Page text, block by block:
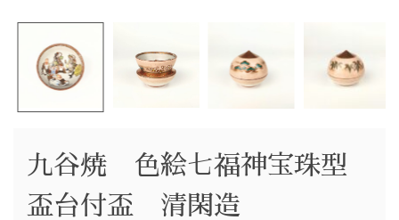
九谷焼 色絵七福神宝珠型
盃台付盃 清閑造